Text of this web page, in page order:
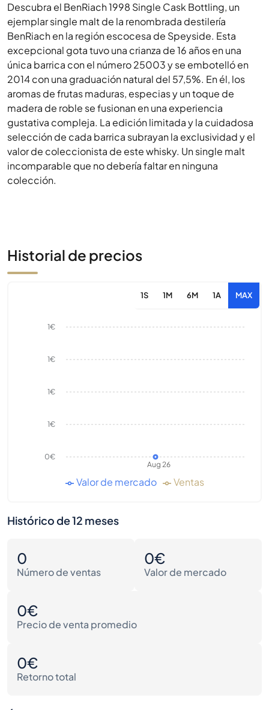
Descubra el BenRiach 1998 Single Cask Bottling, un
ejemplar single malt de la renombrada destilería
BenRiach en la región escocesa de Speyside. Esta
excepcional gota tuvo una crianza de 16 años en una
única barrica con el número 25003 y se embotelló en
2014 con una graduación natural del 57,5%. En él, los
aromas de frutas maduras, especias y un toque de
madera de roble se fusionan en una experiencia
gustativa compleja. La edición limitada y la cuidadosa
selección de cada barrica subrayan la exclusividad y el
valor de coleccionista de este whisky. Un single malt
incomparable que no debería faltar en ninguna
colección.
Historial de precios
1S 1M 6M 1A MAX
Aug 26
0€
1€
1€
1€
1€
Valor de mercado Ventas
Histórico de 12 meses
0
Número de ventas
0€
Valor de mercado
0€
Precio de venta promedio
0€
Retorno total